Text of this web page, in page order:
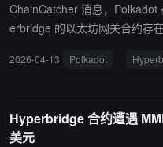
ChainCatcher 消息，Polkadot
erbridge 的以太坊网关合约存
及其他桥接方案不受影响。
元。
2026-04-13 Polkadot
Hyperbridge 合约遭遇
美元